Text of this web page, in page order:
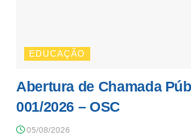
EDUCAÇÃO
Abertura de Chamada
001/2026 – OSC
05/08/2026